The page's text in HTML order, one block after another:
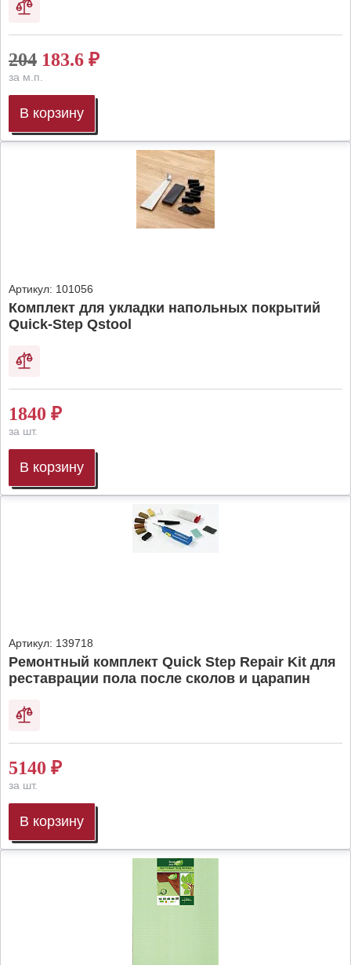
204 183.6 ₽
за м.п.
В корзину
Артикул: 101056
Комплект для укладки напольных покрытий
Quick-Step Qstool
1840 ₽
за шт.
В корзину
Артикул: 139718
Ремонтный комплект Quick Step Repair Kit для
реставрации пола после сколов и царапин
5140 ₽
за шт.
В корзину